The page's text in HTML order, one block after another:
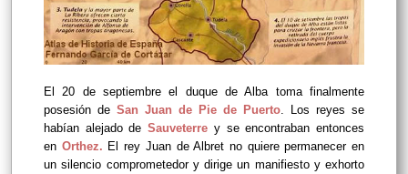
El 20 de septiembre el duque de Alba toma finalmente
posesión de San Juan de Pie de Puerto . Los reyes se
habían alejado deSauveterre y se encontraban entonces
en Orthez. El rey Juan de Albret no quiere permanecer en
un silencio comprometedor y dirige un manifiesto y exhorto